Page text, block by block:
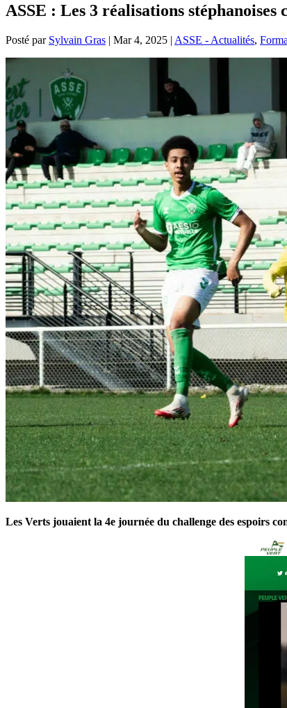
ASSE : Les 3 réalisations stéphanoises
Posté par Sylvain Gras | Mar 4, 2025 | ASSE - Actualités,
Les Verts jouaient la 4e journée du challenge des espoirs